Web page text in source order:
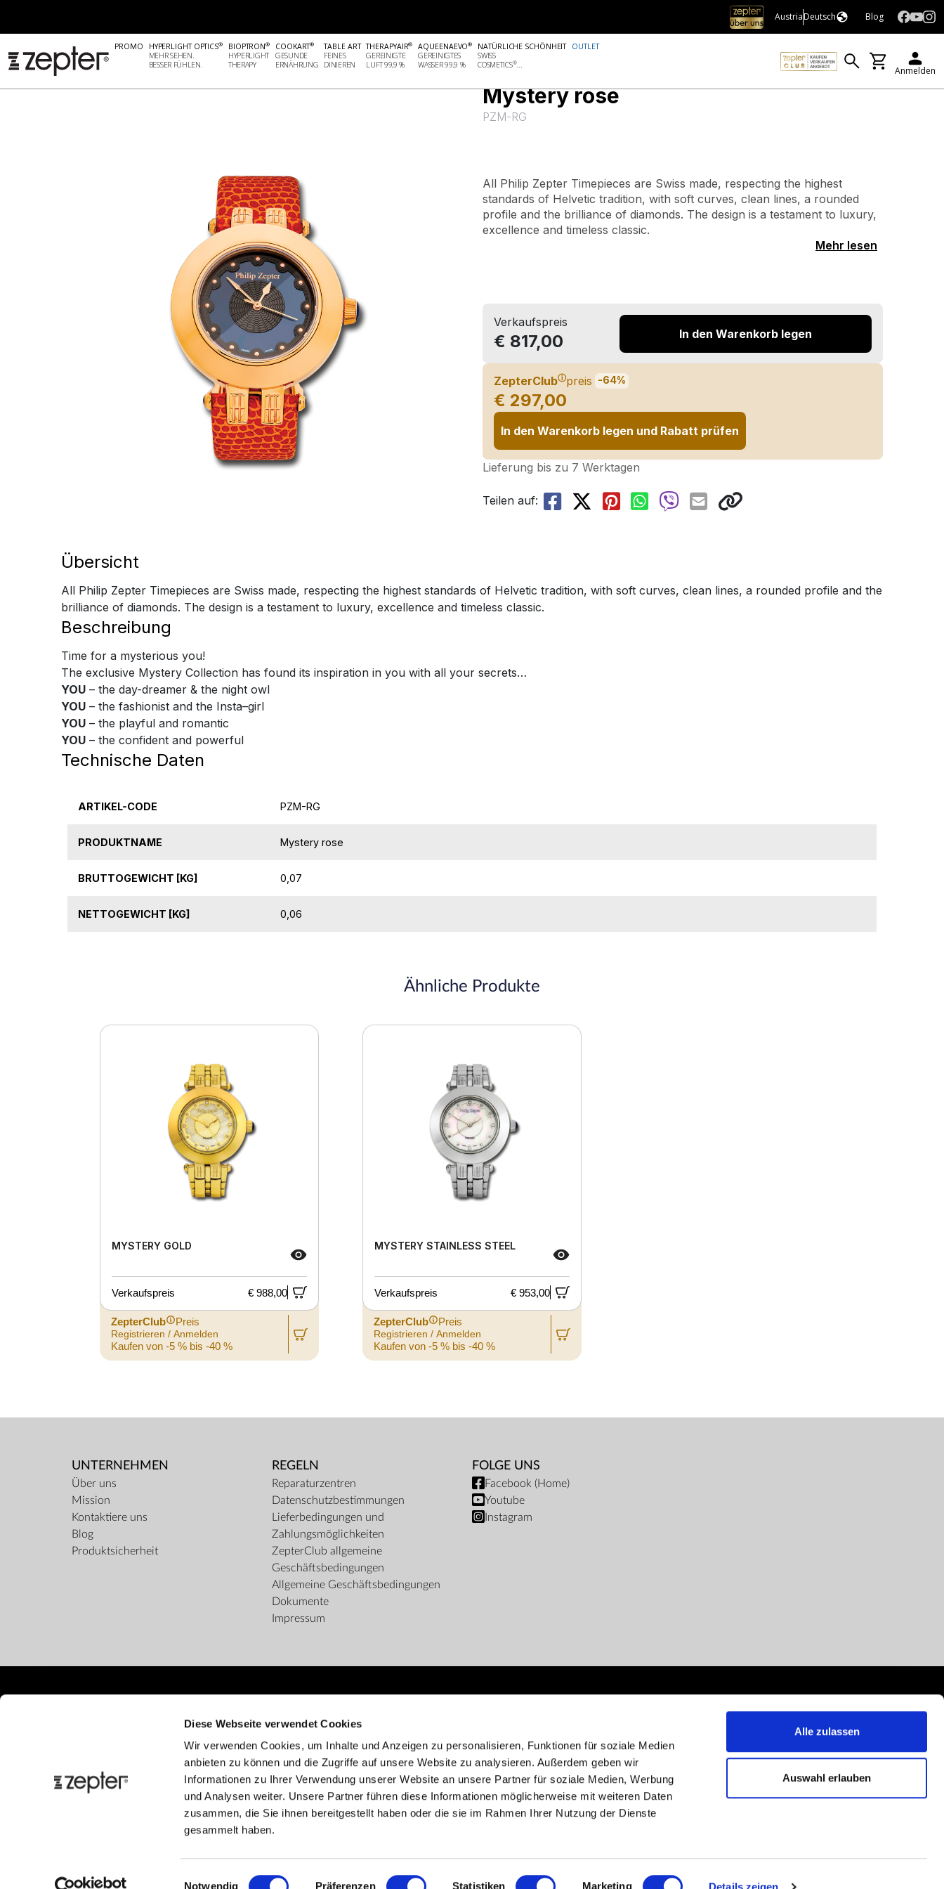
Diese Webseite verwendet Cookies
Wir verwenden Cookies, um Inhalte und Anzeigen zu personalisieren, Funktionen für soziale Medien
anbieten zu können und die Zugriffe auf unsere Website zu analysieren. Außerdem geben wir
Informationen zu Ihrer Verwendung unserer Website an unsere Partner für soziale Medien, Werbung
und Analysen weiter. Unsere Partner führen diese Informationen möglicherweise mit weiteren Daten
zusammen, die Sie ihnen bereitgestellt haben oder die sie im Rahmen Ihrer Nutzung der Dienste
gesammelt haben.
Einwilligungsauswahl
Notwendig Präferenzen Statistiken Marketing Details zeigen
Alle zulassen
Auswahl erlauben
AustriaDeutsch Blog
PROMO HYPERLIGHT OPTICS®
MEHR SEHEN.
BESSER FÜHLEN.
BIOPTRON®
HYPERLIGHT
THERAPY
COOKART®
GESUNDE
ERNÄHRUNG
TABLE ART
FEINES
DINIEREN
THERAPYAIR®
GEREINIGTE
LUFT 99,9 %
AQUEENAEVO®
GEREINIGTES
WASSER 99,9 %
NATÜRLICHE SCHÖNHEIT
SWISS
COSMETICS®...
OUTLET
Anmelden
OUTLET OUTLET MYSTERY ROSE
Mystery rose
PZM-RG
All Philip Zepter Timepieces are Swiss made, respecting the highest
standards of Helvetic tradition, with soft curves, clean lines, a rounded
profile and the brilliance of diamonds. The design is a testament to luxury,
excellence and timeless classic.
Mehr lesen
Verkaufspreis
€ 817,00 In den Warenkorb legen
ZepterClubⓘpreis -64%
€ 297,00
In den Warenkorb legen und Rabatt prüfen
Lieferung bis zu 7 Werktagen
Teilen auf:
Übersicht
All Philip Zepter Timepieces are Swiss made, respecting the highest standards of Helvetic tradition, with soft curves, clean lines, a rounded profile and the
brilliance of diamonds. The design is a testament to luxury, excellence and timeless classic.
Beschreibung
Time for a mysterious you!
The exclusive Mystery Collection has found its inspiration in you with all your secrets…
YOU – the day-dreamer & the night owl
YOU – the fashionist and the Insta–girl
YOU – the playful and romantic
YOU – the confident and powerful
Technische Daten
ARTIKEL-CODE PZM-RG
PRODUKTNAME Mystery rose
BRUTTOGEWICHT [KG] 0,07
NETTOGEWICHT [KG] 0,06
Ähnliche Produkte
MYSTERY GOLD
Verkaufspreis € 988,00
ZepterClub Preis
Registrieren / Anmelden
Kaufen von -5 % bis -40 %
MYSTERY STAINLESS STEEL
Verkaufspreis € 953,00
ZepterClub Preis
Registrieren / Anmelden
Kaufen von -5 % bis -40 %
UNTERNEHMEN
Über uns
Mission
Kontaktiere uns
Blog
Produktsicherheit
REGELN
Reparaturzentren
Datenschutzbestimmungen
Lieferbedingungen und
Zahlungsmöglichkeiten
ZepterClub allgemeine
Geschäftsbedingungen
Allgemeine Geschäftsbedingungen
Dokumente
Impressum
FOLGE UNS
Facebook (Home)
Youtube
Instagram